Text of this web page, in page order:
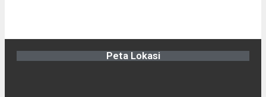
Peta Lokasi